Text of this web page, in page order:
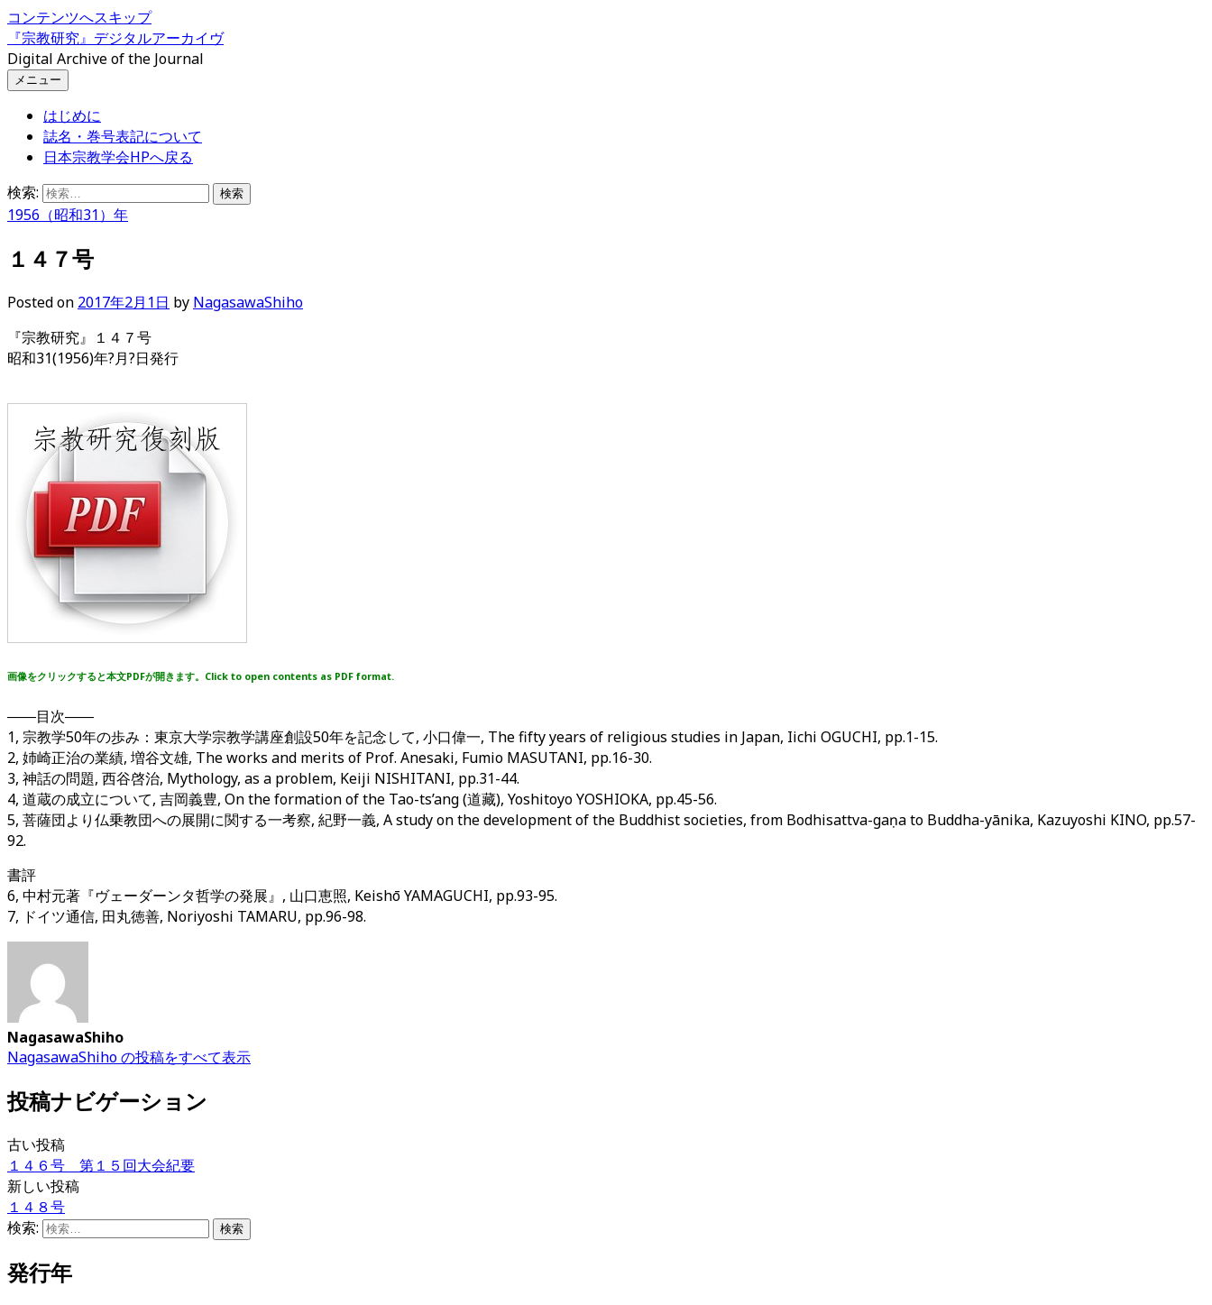
コンテンツへスキップ
『宗教研究』デジタルアーカイヴ
Digital Archive of the Journal
メニュー
はじめに
誌名・巻号表記について
日本宗教学会HPへ戻る
検索:
1956（昭和31）年
１４７号
Postedon 2017年2月1日 by NagasawaShiho
『宗教研究』１４７号
昭和31(1956)年?月?日発行
画像をクリックすると本文PDFが開きます。Click to open contents as PDF format.
――目次――
1, 宗教学50年の歩み：東京大学宗教学講座創設50年を記念して, 小口偉一, The fifty years of religious studies in Japan, Iichi OGUCHI, pp.1-15.
2, 姉崎正治の業績, 増谷文雄, The works and merits of Prof. Anesaki, Fumio MASUTANI, pp.16-30.
3, 神話の問題, 西谷啓治, Mythology, as a problem, Keiji NISHITANI, pp.31-44.
4, 道蔵の成立について, 吉岡義豊, On the formation of the Tao-ts’ang (道藏), Yoshitoyo YOSHIOKA, pp.45-56.
5, 菩薩団より仏乗教団への展開に関する一考察, 紀野一義, A study on the development of the Buddhist societies, from Bodhisattva-gaṇa to Buddha-yānika, Kazuyoshi KINO, pp.57-
92.
書評
6, 中村元著『ヴェーダーンタ哲学の発展』, 山口恵照, Keishō YAMAGUCHI, pp.93-95.
7, ドイツ通信, 田丸徳善, Noriyoshi TAMARU, pp.96-98.
NagasawaShiho
NagasawaShiho の投稿をすべて表示
投稿ナビゲーション
古い投稿
１４６号 第１５回大会紀要
新しい投稿
１４８号
検索:
発行年